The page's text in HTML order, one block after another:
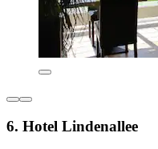
6. Hotel Lindenallee